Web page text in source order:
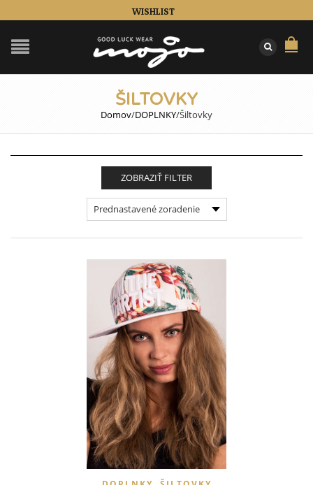
WISHLIST
ŠILTOVKY
Domov/DOPLNKY/Šiltovky
ZOBRAZIŤ FILTER